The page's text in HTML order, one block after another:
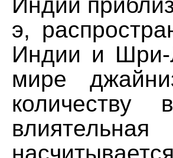
э,
Индии и Шри-
мире